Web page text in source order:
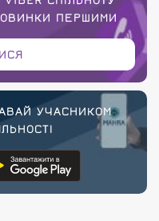
ПЕРШИМИ
УЧАСНИКОМ